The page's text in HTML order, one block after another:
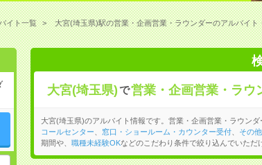
イト一覧 大宮(埼玉県)駅の営業・企画営業・ラウンダーのアルバイト
大宮(埼玉県)で営業・企画営業・ラウ
大宮(埼玉県)のアルバイト情報です。営業・企画営業・ラウンダ
コールセンター
窓口・ショールーム・カウンター受付、 その
期間や、 職種未経験OKなどのこだわり条件で絞り込んでいただ